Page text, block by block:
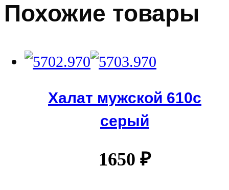
Похожие товары
Халат мужской 610с
серый
1650 ₽